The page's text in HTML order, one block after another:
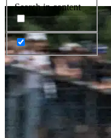
Search in content